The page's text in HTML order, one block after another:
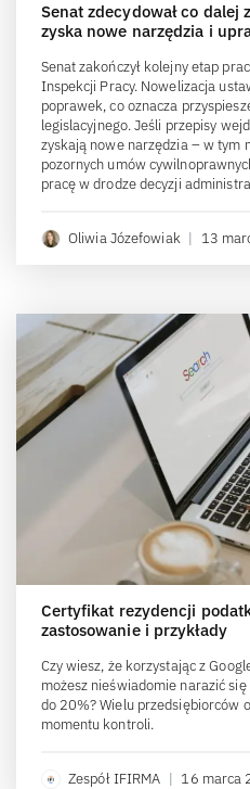
Senat zdecydował co
zyska nowe narzędzia i
Senat zakończył kolejny etap
Inspekcji Pracy. Nowelizacja
poprawek, co oznacza
legislacyjnego. Jeśli przepisy
zyskają nowe narzędzia – w tym
pozornych umów
pracę w drodze decyzji
Oliwia Józefowiak 13
Certyfikat rezydencji
zastosowanie i przykłady
Czy wiesz, że korzystając z
możesz nieświadomie narazić
do 20%? Wielu przedsiębiorców
momentu kontroli.
Zespół IFIRMA 16 marca